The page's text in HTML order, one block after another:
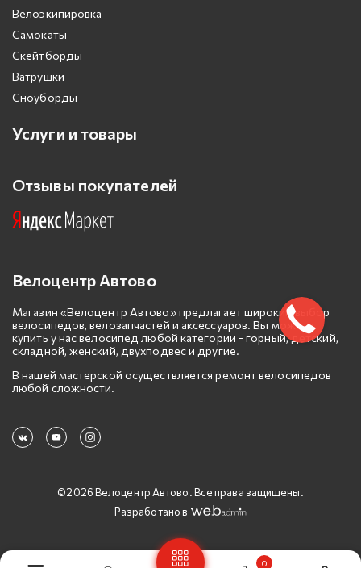
Велоэкипировка
Самокаты
Скейтборды
Ватрушки
Сноуборды
Услуги и товары
Отзывы покупателей
Велоцентр Автово
Магазин «Велоцентр Автово» предлагает широкий выбор
велосипедов, велозапчастей и аксессуаров. Вы можете
купить у нас велосипед любой категории - горный, детский,
складной, женский, двухподвес и другие.
В нашей мастерской осуществляется ремонт велосипедов
любой сложности.
©2026 Велоцентр Автово. Все права защищены.
Разработано в
0